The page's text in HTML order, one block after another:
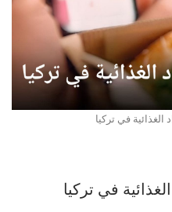
في تركيا
في تركيا